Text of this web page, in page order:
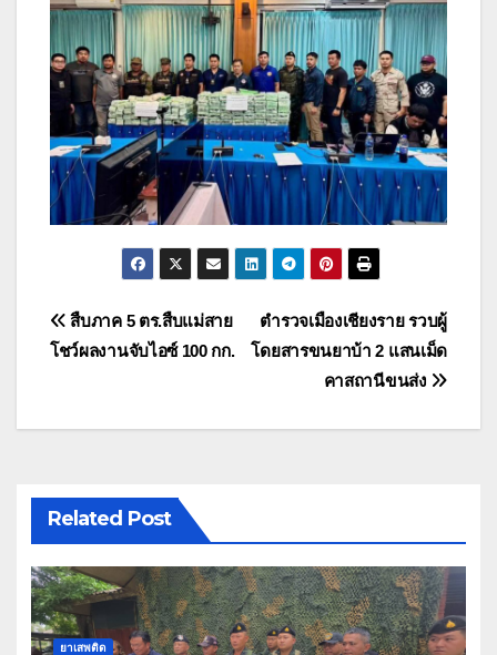
แนะแนว
ตำรวจเมืองเชียงราย รวบผู้
โดยสารขนยาบ้า 2 แสนเม็ด
คาสถานีขนส่ง
สืบภาค 5 ตร.สืบแม่สาย
โชว์ผลงานจับไอซ์ 100 กก.
Related Post
ยาเสพติด